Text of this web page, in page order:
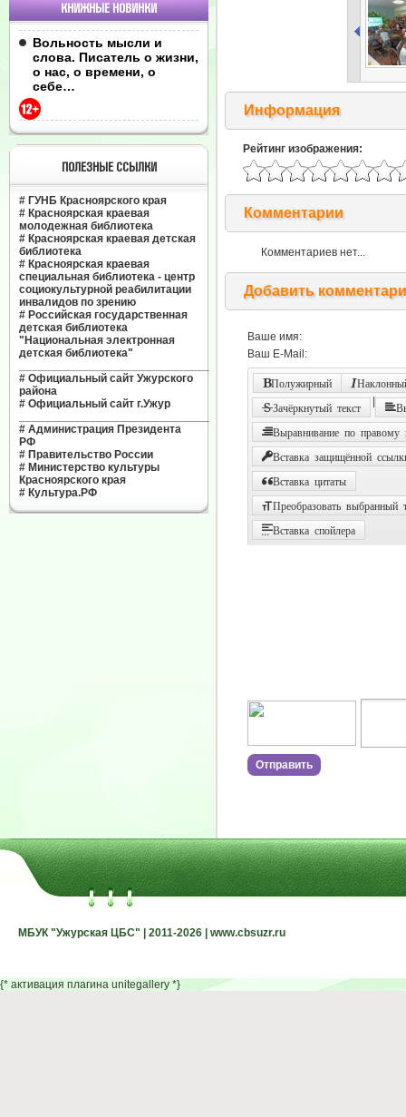
КНИЖНЫЕ НОВИНКИ
Вольность мысли и
слова. Писатель о жизни,
о нас, о времени, о
себе…
ПОЛЕЗНЫЕ ССЫЛКИ
# ГУНБ Красноярского края
# Красноярская краевая
молодежная библиотека
# Красноярская краевая детская
библиотека
# Красноярская краевая
специальная библиотека - центр
социокультурной реабилитации
инвалидов по зрению
# Российская государственная
детская библиотека
"Национальная электронная
детская библиотека"
# Официальный сайт Ужурского
района
# Официальный сайт г.Ужур
# Администрация Президента
РФ
# Правительство России
# Министерство культуры
Красноярского края
# Культура.РФ
Информация
Рейтинг изображения:
Комментарии
Комментариев нет...
Добавить
Ваше имя:
Ваш E-Mail:
Полужирный
Зачёркнутый текст
Выравнивание по правому
Вставка защищённой
Вставка цитаты
Преобразовать выбранный
Вставка спойлера
МБУК "Ужурская ЦБС" | 2011-2026 | www.cbsuzr.ru
МБУК "Ужурская ЦБС" | 2011-2026 | www.cbsuzr.ru
{* активация плагина unitegallery *}